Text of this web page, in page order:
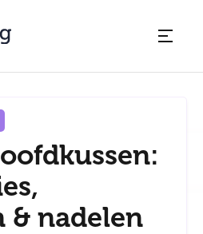
& nadelen